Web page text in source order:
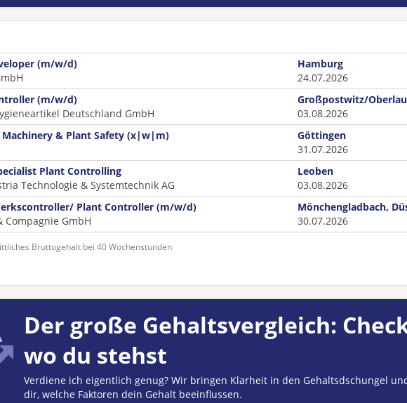
(m/w/d)
Hamburg
24.07.2026
(m/w/d)
Deutschland GmbH
Großpostwitz/
03.08.2026
Machinery & Plant Safety (x|w|m)
Göttingen
31.07.2026
Plant Controlling
Technologie & Systemtechnik AG
Leoben
03.08.2026
Plant Controller (m/w/d)
Compagnie GmbH
Mönchengladbach,
30.07.2026
Bruttogehalt bei 40 Wochenstunden
Der große Gehaltsvergleich:
wo du stehst
Verdiene ich eigentlich genug? Wir bringen Klarheit in den Gehaltsdschungel
dir, welche Faktoren dein Gehalt beeinflussen.